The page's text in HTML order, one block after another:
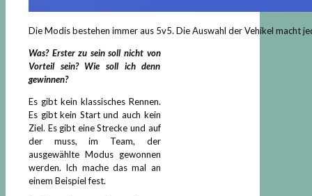
Die Modis bestehen immer aus 5v5. Die Auswahl der Vehikel macht
Was? Erster zu sein soll nicht von
Vorteil sein? Wie soll ich denn
gewinnen?
Es gibt kein klassisches Rennen.
Es gibt kein Start und auch kein
Ziel. Es gibt eine Strecke und auf
der muss, im Team, der
ausgewählte Modus gewonnen
werden. Ich mache das mal an
einem Beispiel fest.